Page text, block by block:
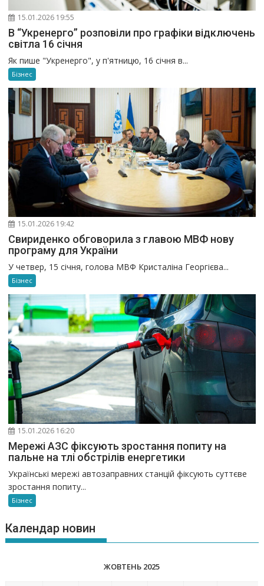
15.01.2026 19:55
В “Укренерго” розповіли про графіки відключень
світла 16 січня
Як пише "Укренерго", у п'ятницю, 16 січня в...
Бізнес
15.01.2026 19:42
Свириденко обговорила з главою МВФ нову
програму для України
У четвер, 15 січня, голова МВФ Кристаліна Георгієва...
Бізнес
15.01.2026 16:20
Мережі АЗС фіксують зростання попиту на
пальне на тлі обстрілів енергетики
Українські мережі автозаправних станцій фіксують суттєве
зростання попиту...
Бізнес
Календар новин
ЖОВТЕНЬ 2025